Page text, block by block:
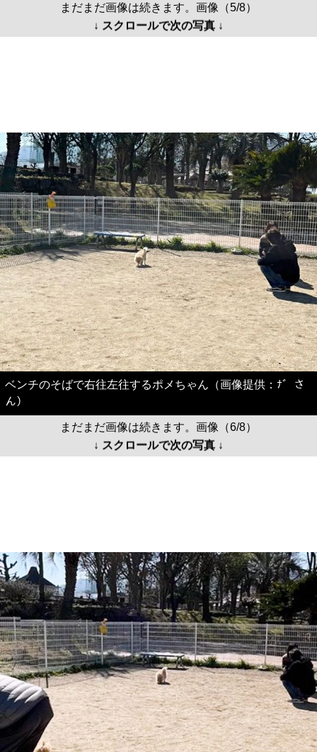
まだまだ画像は続きます。画像（5/8）
↓ スクロールで次の写真 ↓
ベンチのそばで右往左往するポメちゃん（画像提供：ﾅ゛さ
ん）
まだまだ画像は続きます。画像（6/8）
↓ スクロールで次の写真 ↓